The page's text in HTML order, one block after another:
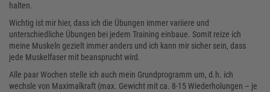
halten.
Wichtig ist mir hier, dass ich die Übungen immer variiere und
unterschiedliche Übungen bei jedem Training einbaue. Somit reize ich
meine Muskeln gezielt immer anders und ich kann mir sicher sein, dass
jede Muskelfaser mit beansprucht wird.
Alle paar Wochen stelle ich auch mein Grundprogramm um, d.h. ich
wechsle von Maximalkraft (max. Gewicht mit ca. 8-15 Wiederholungen – je